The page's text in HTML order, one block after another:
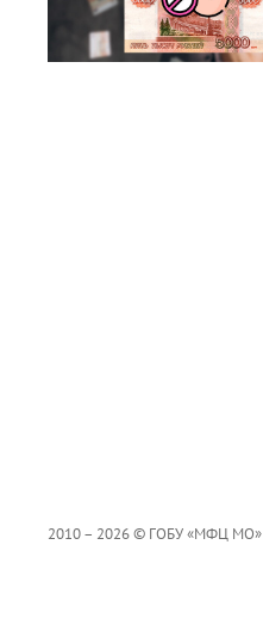
2010 – 2026 © ГОБУ «МФЦ МО»